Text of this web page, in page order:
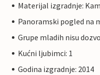
Materijal izgradnje:
Panoramski pogled na
Grupe mladih nisu
Kućni ljubimci: 1
Godina izgradnje: 2014